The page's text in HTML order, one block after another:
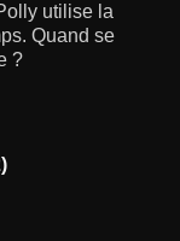
utilise la
Quand se
?